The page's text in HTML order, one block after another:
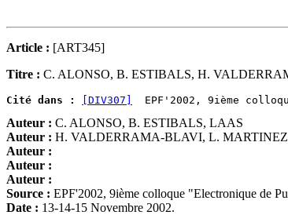
Article : [ART345]
Titre : C. ALONSO, B. ESTIBALS, H.
Cité dans : [DIV307]
EPF'2002, 9ième
Auteur : C. ALONSO, B. ESTIBALS, LAAS
Auteur : H. VALDERRAMA-BLAVI, L.
Auteur :
Auteur :
Auteur :
Source : EPF'2002, 9ième colloque "Electronique de
Date : 13-14-15 Novembre 2002.